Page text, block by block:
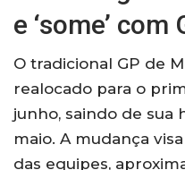
e ‘some’ com
O tradicional GP de
realocado para o
junho, saindo de sua
maio. A mudança
das equipes,